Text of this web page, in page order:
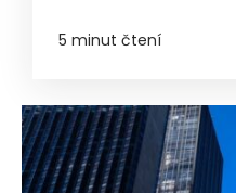
5 minut čtení